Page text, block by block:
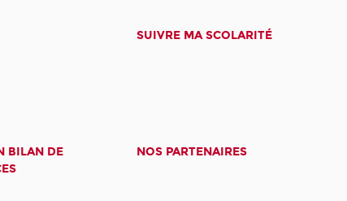
SUIVRE MA SCOLARITÉ
BILAN DE
NOS PARTENAIRES